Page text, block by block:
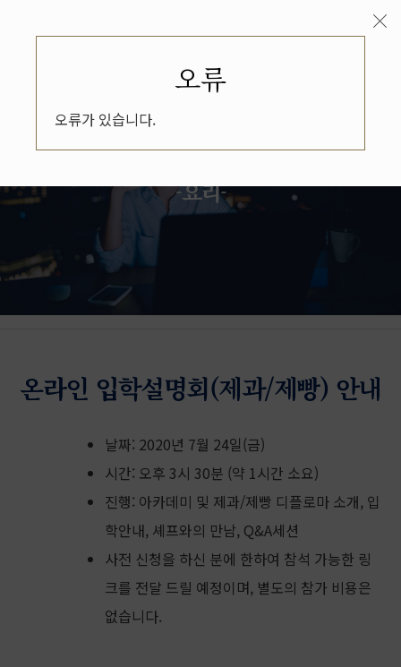
온라인 입학설명회
-요리-
온라인 입학설명회(제과/제빵) 안내
날짜: 2020년 7월 24일(금)
시간: 오후 3시 30분 (약 1시간 소요)
진행: 아카데미 및 제과/제빵 디플로마 소개, 입
학안내, 셰프와의 만남, Q&A세션
사전 신청을 하신 분에 한하여 참석 가능한 링
크를 전달 드릴 예정이며, 별도의 참가 비용은
없습니다.
오류
오류가 있습니다.